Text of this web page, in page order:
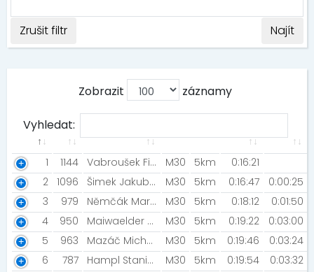
Zrušit filtr Najít
Zobrazit záznamy
Vyhledat:
1 1144 Vabroušek Filip [AK Zlín] M30 5km
0:16:21
2 1096 Šimek Jakub [Morek.cz] M30 5km 0:16:47
0:00:25
3
979 Němčák Martin [TJ Sokol Troubky] M30 5km 0:18:12
0:01:50
4
950 Maiwaelder Lukas [SK Fuga] M30 5km 0:19:22
0:03:00
5
963 Mazáč Michal [NN Night Run Team] M30 5km 0:19:46
0:03:24
6
787 Hampl Stanislav M30 5km 0:19:54
0:03:32